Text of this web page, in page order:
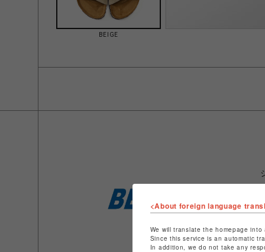
BEIGE
<About foreign language
We will translate the homepage
Since this service is an automatic
In addition, we do not take any